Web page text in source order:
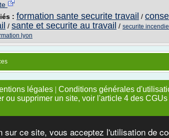
sur ce site, vous acceptez l'utilisation de
: formation sante securite travail /
/ sante et securite au travail / securite
lyon
légales | Conditions générales
ou supprimer un site, voir l'article 4 des CGUs